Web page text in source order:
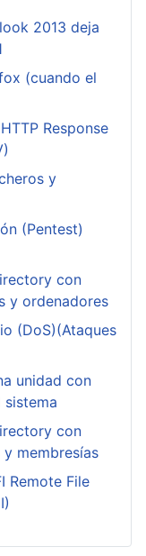
2013 deja
(cuando el
Response
y
(Pentest)
con
y ordenadores
(DoS)(Ataques
unidad con
con
membresías
Remote File